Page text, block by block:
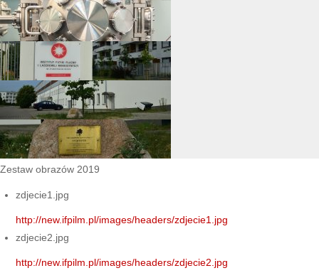
Zestaw obrazów 2019
zdjecie1.jpg
http://new.ifpilm.pl/images/headers/zdjecie1.jpg
zdjecie2.jpg
http://new.ifpilm.pl/images/headers/zdjecie2.jpg